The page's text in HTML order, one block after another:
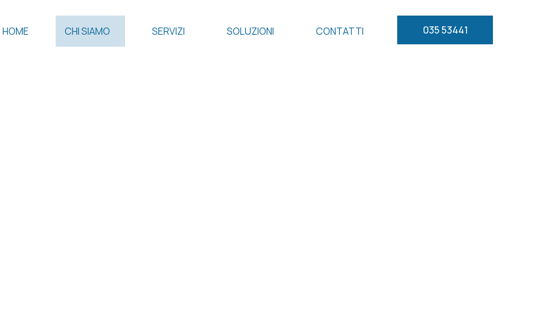
HOME CHI SIAMO SERVIZI SOLUZIONI CONTATTI 035 53441